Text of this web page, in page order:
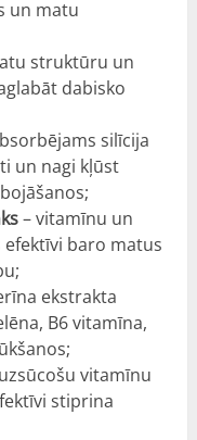
un matu
struktūru un
dabisko
silīcija
un nagi kļūst
– vitamīnu un
efektīvi baro matus
ekstrakta
B6 vitamīna,
vitamīnu
stiprina